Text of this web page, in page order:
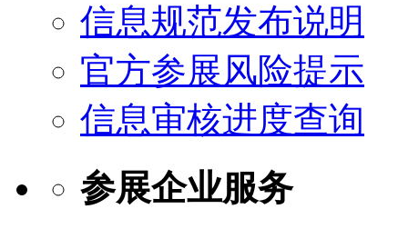
信息规范发布说明
官方参展风险提示
信息审核进度查询
参展企业服务